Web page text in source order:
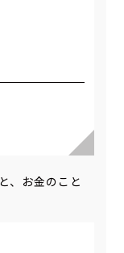
、お金のこと